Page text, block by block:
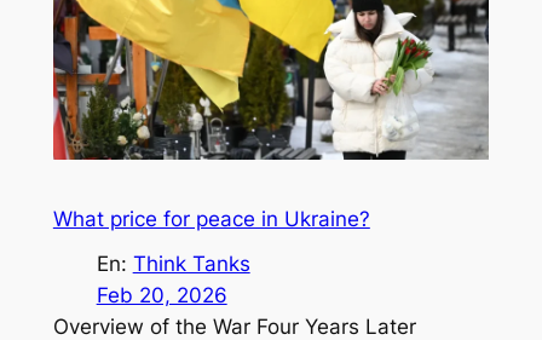
What price for peace in Ukraine?
En: Think Tanks
Feb 20, 2026
Overview of the War Four Years Later